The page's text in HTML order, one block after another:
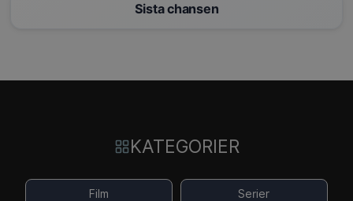
Sista chansen
KATEGORIER
Film Serier